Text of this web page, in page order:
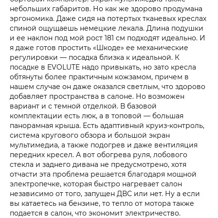
небольших габаритов. Но как же здорово продумана
эргономика. Даже сидя на потертых тканевых креслах
спиной ощущаешь немецкие лекала. Длина подушки
и ее наклон под мой рост 181 см подходят идеально. И
я даже готов простить «Шкоде» ее механические
регулировки — посадка близка к идеальной. К
посадке в EVOLUTE надо привыкать, но зато кресла
обтянуты более практичным кожзамом, причем в
нашем случае он даже оказался светлым, что здорово
добавляет пространства в салоне. Но возможен
вариант и с темной отделкой. В базовой
комплектации есть люк, а в топовой — большая
панорамная крыша. Есть адаптивный круиз-контроль,
система кругового обзора и большой экран
мультимедиа, а также подогрев и даже вентиляция
передних кресел. А вот обогрева руля, лобового
стекла и заднего дивана не предусмотрено, хотя
отчасти эта проблема решается благодаря мощной
электропечке, которая быстро нагревает салон
независимо от того, запущен ДВС или нет. Ну а если
вы катаетесь на бензине, то тепло от мотора также
подается в салон, что экономит электричество.